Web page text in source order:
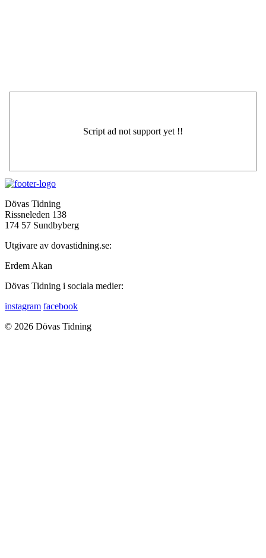
Dövas Tidning
Rissneleden 138
174 57 Sundbyberg
Utgivare av dovastidning.se:
Erdem Akan
Dövas Tidning i sociala medier:
instagram facebook
© 2026 Dövas Tidning